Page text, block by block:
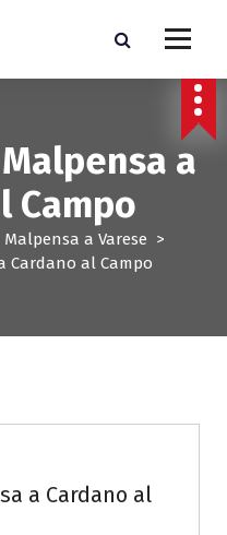
a
Campo
Malpensa a Varese >
Cardano al Campo
a Cardano al